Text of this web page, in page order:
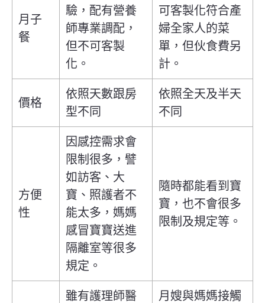
月子
餐
驗，配有營養
師專業調配，
但不可客製
化。
可客製化符合產
婦全家人的菜
單，但伙食費另
計。
價格
依照天數跟房
型不同
依照全天及半天
不同
方便
性
因感控需求會
限制很多，譬
如訪客、大
寶、照護者不
能太多，媽媽
感冒寶寶送進
隔離室等很多
規定。
隨時都能看到寶
寶，也不會很多
限制及規定等。
雖有護理師醫
月嫂與媽媽接觸